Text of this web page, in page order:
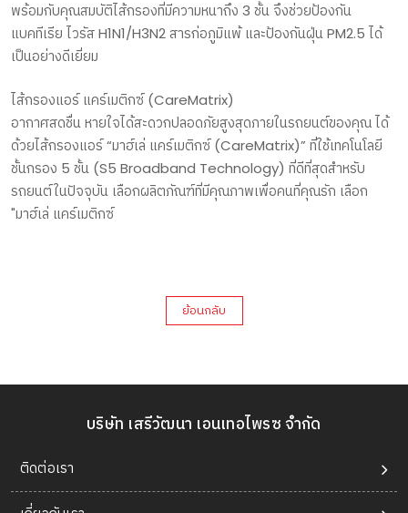
พร้อมกับคุณสมบัติไส้กรองที่มีความหนาถึง 3 ชั้น จึงช่วยป้องกัน
แบคทีเรีย ไวรัส H1N1/H3N2 สารก่อภูมิแพ้ และป้องกันฝุ่น PM2.5 ได้
เป็นอย่างดีเยี่ยม
ไส้กรองแอร์ แคร์เมติกซ์ (CareMatrix)
อากาศสดชื่น หายใจได้สะดวกปลอดภัยสูงสุดภายในรถยนต์ของคุณ ได้
ด้วยไส้กรองแอร์ “มาฮ์เล่ แคร์เมติกซ์ (CareMatrix)” ที่ใช้เทคโนโลยี
ชั้นกรอง 5 ชั้น (S5 Broadband Technology) ที่ดีที่สุดสำหรับ
รถยนต์ในปัจจุบัน เลือกผลิตภัณฑ์ที่มีคุณภาพเพื่อคนที่คุณรัก เลือก
"มาฮ์เล่ แคร์เมติกซ์
ย้อนกลับ
บริษัท เสรีวัฒนา เอนเทอไพรซ จำกัด
ติดต่อเรา